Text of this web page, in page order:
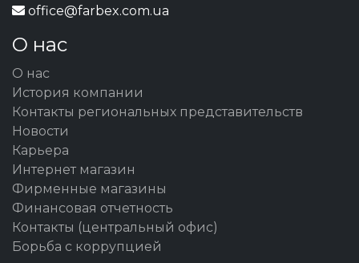
office@farbex.com.ua
О нас
О нас
История компании
Контакты региональных представительств
Новости
Карьера
Интернет магазин
Фирменные магазины
Финансовая отчетность
Контакты (центральный офис)
Борьба с коррупцией